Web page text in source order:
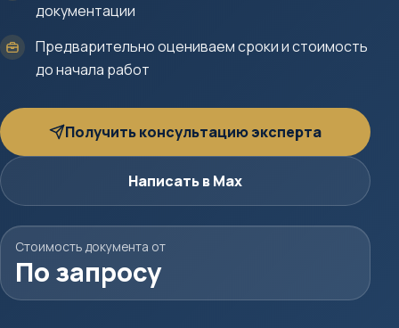
документации
Предварительно оцениваем сроки и стоимость
до начала работ
Получить консультацию эксперта
Написать в Max
Стоимость документа от
По запросу